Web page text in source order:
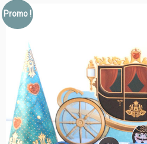
Promo !